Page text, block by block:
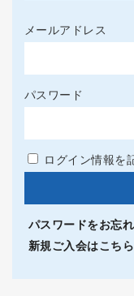
メールアドレス
パスワード
ログイン情報を
パスワードをお忘
新規ご入会はこちら